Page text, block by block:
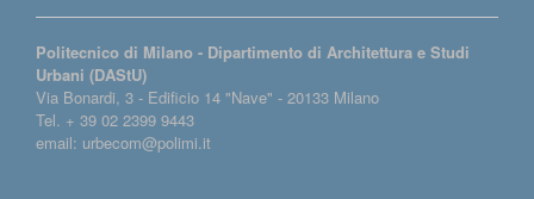
Politecnico di Milano - Dipartimento di Architettura e Studi
Urbani (DAStU)
Via Bonardi, 3 - Edificio 14 "Nave" - 20133 Milano
Tel. + 39 02 2399 9443
email: urbecom@polimi.it